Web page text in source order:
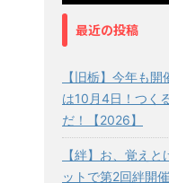
最近の投稿
【旧栃】今年も
は10月4日！つく
だ！【2026】
【絆】お、覚え
ットで第2回絆開